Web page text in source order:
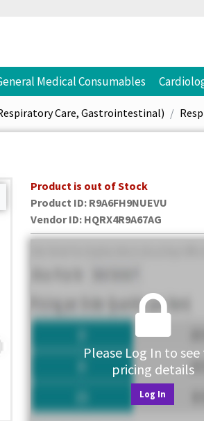
Medical Consumables
Care, Gastrointestinal)
Product is out of Stock
Product ID: R9A6FH9NUEVU
Vendor ID: HQRX4R9A67AG
Please Log In to
pricing details
Log In